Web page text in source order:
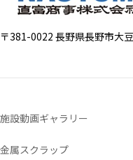
〒381-0022 長野県長野市大
施設動画ギャラリー
金属スクラップ